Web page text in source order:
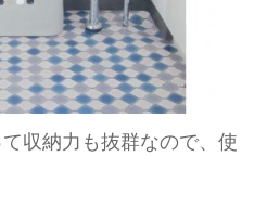
収納力も抜群なので、使